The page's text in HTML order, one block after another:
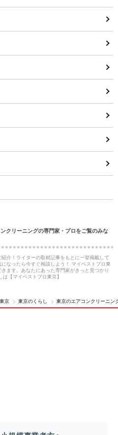
クリーニングの専門家・プロをご覧のみな
介！ライターの取材記事をもとに一挙掲載して
なったら今すぐ相談しよう！ マイベストプロ東
ます。あなたにあった専門家がきっと見つかり
【マイベストプロ東京】
京 東京のくらし 東京のエアコンクリーニン